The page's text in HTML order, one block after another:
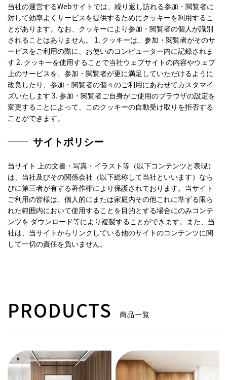
当社の運営するWebサイトでは、繰り返し訪れる参加・閲覧者に
対して効率よくサービスを提供するためにクッキーを利用するこ
とがあります。なお、クッキーにより参加・閲覧者の個人が識別
されることはありません。 1. クッキーは、参加・閲覧者がそのサ
ービスをご利用の際に、お使いのコンピューター内に記録されま
す 2. クッキーを使用することで当社ウェブサイトの内容やウェブ
上のサービスを、参加・閲覧者が更に満足していただけるように
改良したり、参加・閲覧者の個々のご利用にあわせてカスタマイ
ズいたします 3. 参加・閲覧者ご自身がご使用のブラウザの設定を
変更することによって、このクッキーの自動受け取りを拒否する
ことができます。
サイトポリシー
当サイト 上の文書・写真・イラスト等（以下コンテンツと表現）
は、当社及びその関係会社（以下総称して当社といいます）なら
びに第三者が有する著作権により保護されております。当サイト
ご利用の皆様は、個人的にまたは家庭内その他これに準ずる限ら
れた範囲内において使用することを目的とする場合にのみコンテ
ンツを ダウンロード等により複製することができます。また、当
社は、当サイトからリンクしている他のサイトのコンテンツに関
して一切の責任を負いません。
PRODUCTS 商品一覧